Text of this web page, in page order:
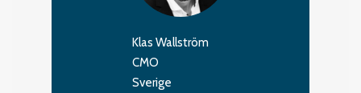
Klas Wallström
CMO
Sverige